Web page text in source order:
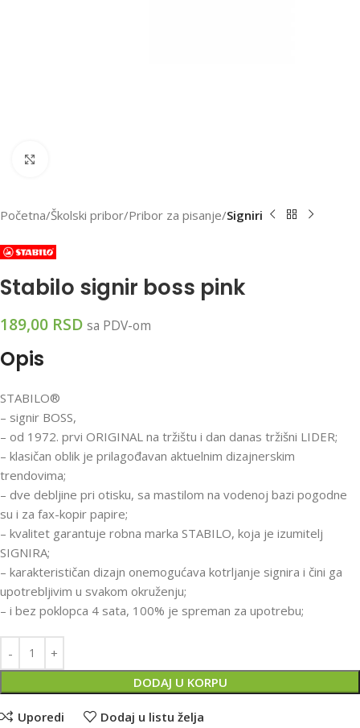
Početna Školski pribor Pribor za pisanje Signiri
Stabilo signir boss pink
189,00 RSD sa PDV-om
Opis
STABILO®
– signir BOSS,
– od 1972. prvi ORIGINAL na tržištu i dan danas tržišni LIDER;
– klasičan oblik je prilagođavan aktuelnim dizajnerskim
trendovima;
– dve debljine pri otisku, sa mastilom na vodenoj bazi pogodne
su i za fax-kopir papire;
– kvalitet garantuje robna marka STABILO, koja je izumitelj
SIGNIRA;
– karakterističan dizajn onemogućava kotrljanje signira i čini ga
upotrebljivim u svakom okruženju;
– i bez poklopca 4 sata, 100% je spreman za upotrebu;
DODAJ U KORPU
Uporedi Dodaj u listu želja